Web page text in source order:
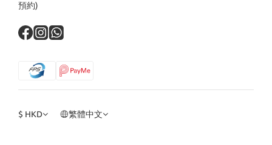
預約)
$ HKD 繁體中文